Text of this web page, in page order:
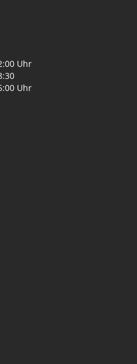
Uhr
Uhr